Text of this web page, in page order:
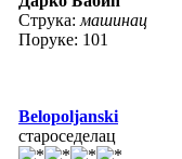
Струка: машинац
Поруке: 101
Belopoljanski
староседелац